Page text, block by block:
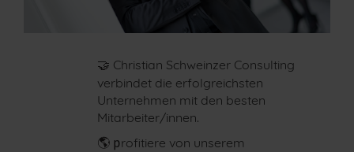
🤝 Christian Schweinzer Consulting
verbindet die erfolgreichsten
Unternehmen mit den besten
Mitarbeiter/innen.
🌎 profitiere von unserem